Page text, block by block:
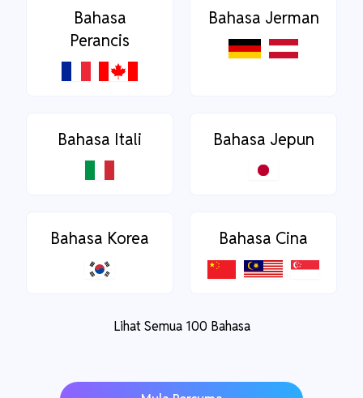
Bahasa
Perancis
Bahasa Jerman
Bahasa Itali Bahasa Jepun
Bahasa Korea Bahasa Cina
Lihat Semua 100 Bahasa